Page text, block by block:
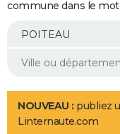
Essais
Réserver un essai
Citadines
Berlines
SUV
Forum auto
+
Mobiles
Meilleur smartphone
Internet
Ordinateurs
Jeux vidéo
Guide high-tech
Aménagement intérieur
LIFESTYLE
Art de vivre
Bien-être
Loisirs
Mode
Modes de vie
commune dans le
NOUVEAU : publiez
Linternaute.com